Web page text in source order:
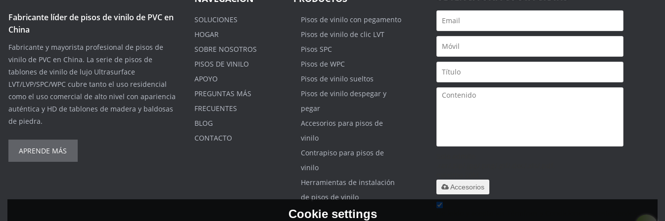
Fabricante líder de pisos de vinilo de PVC en
China
Fabricante y mayorista profesional de pisos de
vinilo de PVC en China. La serie de pisos de
tablones de vinilo de lujo Ultrasurface
LVT/LVP/SPC/WPC cubre tanto el uso residencial
como el uso comercial de alto nivel con apariencia
auténtica y HD de tablones de madera y baldosas
de piedra.
APRENDE MÁS
SOLUCIONES
HOGAR
SOBRE NOSOTROS
PISOS DE VINILO
APOYO
PREGUNTAS MÁS
FRECUENTES
BLOG
CONTACTO
Pisos de vinilo con pegamento
Pisos de vinilo de clic LVT
Pisos SPC
Pisos de WPC
Pisos de vinilo sueltos
Pisos de vinilo despegar y
pegar
Accesorios para pisos de
vinilo
Contrapiso para pisos de
vinilo
Herramientas de instalación
de pisos de vinilo
Accesorios
Cookie settings